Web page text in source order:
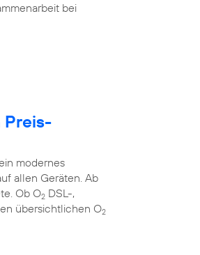
bei
Preis-
modernes
allen Geräten. Ab
Ob O2 DSL-,
übersichtlichen O2